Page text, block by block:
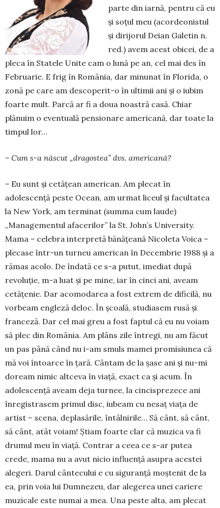
parte din iarnă, pentru că eu
şi soțul meu (acordeonistul
şi dirijorul Deian Galetin n.
red.) avem acest obicei, de a
pleca în Statele Unite cam o lună pe an, cel mai des în
Februarie. E frig în România, dar minunat în Florida, o
zonă pe care am descoperit-o în ultimii ani şi o iubim
foarte mult. Parcă ar fi a doua noastră casă. Chiar
plănuim o eventuală pensionare americană, dar toate la
timpul lor…
– Cum s-a născut „dragostea” dvs. americană?
– Eu sunt şi cetățean american. Am plecat în
adolescență peste Ocean, am urmat liceul şi facultatea
la New York, am terminat (summa cum laude)
„Managementul afacerilor” la St. John’s University.
Mama – celebra interpretă bănățeană Nicoleta Voica –
plecase într-un turneu american în Decembrie 1988 şi a
rămas acolo. De îndată ce s-a putut, imediat după
revoluție, m-a luat şi pe mine, iar în cinci ani, aveam
cetățenie. Dar acomodarea a fost extrem de dificilă, nu
vorbeam engleză deloc. În şcoală, studiasem rusă şi
franceză. Dar cel mai greu a fost faptul că eu nu voiam
să plec din România. Am plâns zile întregi, nu am făcut
un pas până când nu i-am smuls mamei promisiunea că
mă voi întoarce în țară. Cântam de la şase ani şi nu-mi
doream nimic altceva în viață, exact ca şi acum. În
adolescență aveam deja turnee, la cincisprezece ani
înregistrasem primul disc, iubeam cu nesaț viața de
artist – scena, deplasările, întâlnirile… Să cânt, să cânt,
să cânt, atât voiam! Ştiam foarte clar că muzica va fi
drumul meu în viață. Contrar a ceea ce s-ar putea
crede, mama nu a avut nicio influență asupra acestei
alegeri. Darul cântecului e cu siguranță moştenit de la
ea, prin voia lui Dumnezeu, dar alegerea unei cariere
muzicale este numai a mea. Una peste alta, am plecat